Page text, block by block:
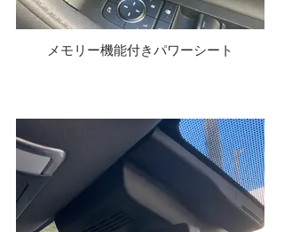
メモリー機能付きパワーシート